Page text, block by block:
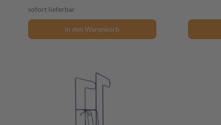
sofort lieferbar
In den Warenkorb